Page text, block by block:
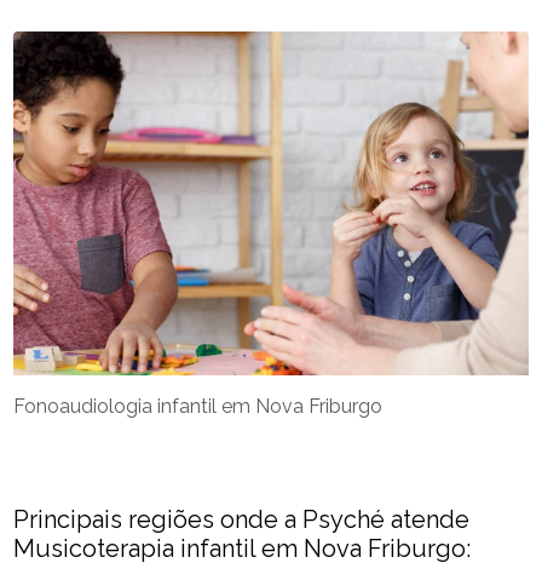
Fonoaudiologia infantil em Nova Friburgo
Principais regiões onde a Psyché atende
Musicoterapia infantil em Nova Friburgo: